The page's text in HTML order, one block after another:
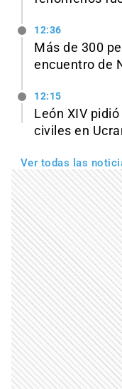
12:36
Más de 300
encuentro de
12:15
León XIV
civiles en
Ver todas las